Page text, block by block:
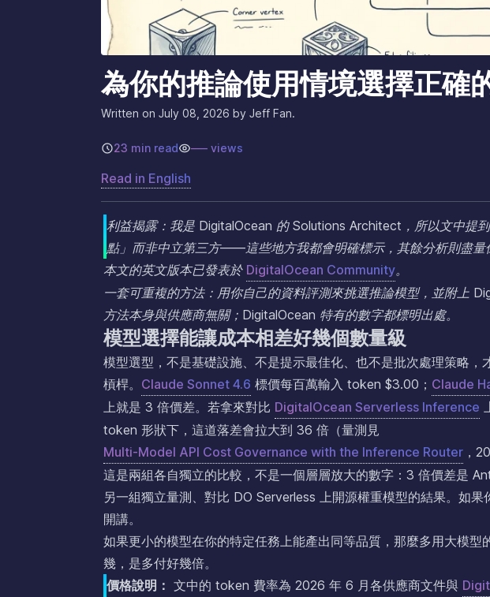
為你的推論使用情境選擇正確
Written on July 08, 2026 by Jeff Fan.
23 min read ––– views
Read in English
利益揭露：我是 DigitalOcean 的 Solutions Architect，所以文中提
點」而非中立第三方——這些地方我都會明確標示，其餘分析則盡量
本文的英文版本已發表於 DigitalOcean Community。
一套可重複的方法：用你自己的資料評測來挑選推論模型，並附上
方法本身與供應商無關；DigitalOcean 特有的數字都標明出處。
模型選擇能讓成本相差好幾個數量級
模型選型，不是基礎設施、不是提示最佳化、也不是批次處理策略
槓桿。 Claude Sonnet 4.6 標價每百萬輸入 token $3.00； Claude
上就是 3 倍價差。若拿來對比 DigitalOcean Serverless Inference
token 形狀下，這道落差會拉大到 36 倍（量測見
Multi-Model API Cost Governance with the Inference Router ，
這是兩組各自獨立的比較，不是一個層層放大的數字：3 倍價差是
另一組獨立量測、對比 DO Serverless 上開源權重模型的結果。如
開講。
如果更小的模型在你的特定任務上能產出同等品質，那麼多用大模型
幾，是多付好幾倍。
價格說明： 文中的 token 費率為 2026 年 6 月各供應商文件與